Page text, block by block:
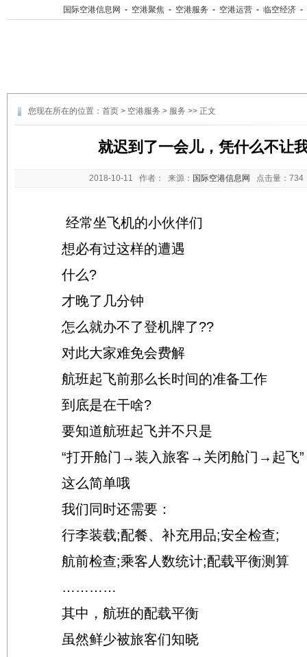
国际空港信息网 - 空港聚焦 - 空港服务 - 空港运营 - 临空经济 -
您现在所在的位置： 首页 > 空港服务 > 服务 >> 正文
就迟到了一会儿，凭什么不让
2018-10-11 作者： 来源： 国际空港信息网 点击量：
经常坐飞机的小伙伴们
想必有过这样的遭遇
什么?
才晚了几分钟
怎么就办不了登机牌了??
对此大家难免会费解
航班起飞前那么长时间的准备工作
到底是在干啥?
要知道航班起飞并不只是
“打开舱门→装入旅客→关闭舱门→起飞”
这么简单哦
我们同时还需要：
行李装载;配餐、补充用品;安全检查;
航前检查;乘客人数统计;配载平衡测算
…………
其中，航班的配载平衡
虽然鲜少被旅客们知晓